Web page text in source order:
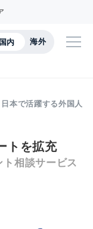
国内 海外
日本で活躍する外国人
トを拡充
相談サービス